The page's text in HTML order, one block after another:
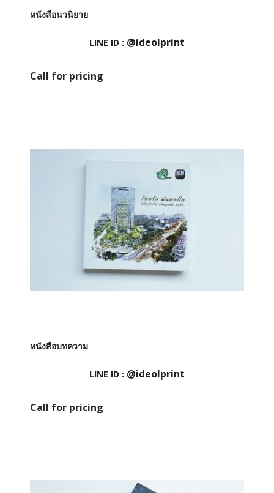
หนังสือนวนิยาย
LINE ID : @ideolprint
Call for pricing
หนังสือบทความ
LINE ID : @ideolprint
Call for pricing